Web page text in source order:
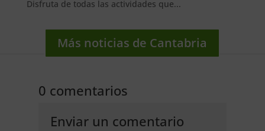
Disfruta de todas las actividades que...
Más noticias de Cantabria
0 comentarios
Enviar un comentario